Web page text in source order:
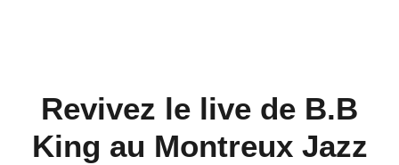
Revivez le live de B.B
King au Montreux Jazz